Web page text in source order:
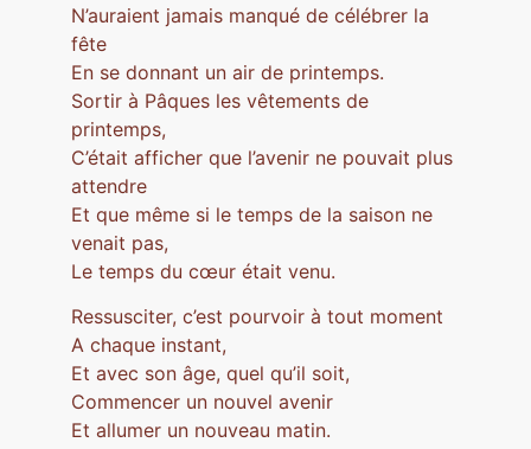
N’auraient jamais manqué de célébrer la
fête
En se donnant un air de printemps.
Sortir à Pâques les vêtements de
printemps,
C’était afficher que l’avenir ne pouvait plus
attendre
Et que même si le temps de la saison ne
venait pas,
Le temps du cœur était venu.
Ressusciter, c’est pourvoir à tout moment
A chaque instant,
Et avec son âge, quel qu’il soit,
Commencer un nouvel avenir
Et allumer un nouveau matin.